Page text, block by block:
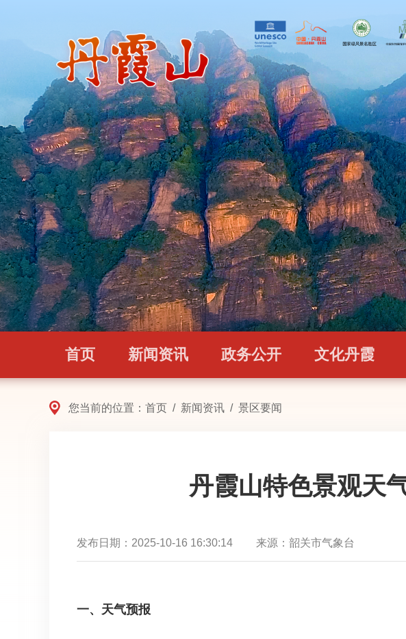
首页 新闻资讯 政务公开 文化丹霞
您当前的位置： 首页 / 新闻资讯 / 景区要闻
丹霞山特色景观天
发布日期： 2025-10-16 16:30:14 来源： 韶关市气象台
一、天气预报